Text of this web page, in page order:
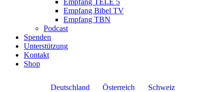
Empfang TELE 5
Empfang Bibel TV
Empfang TBN
Podcast
Spenden
Unterstützung
Kontakt
Shop
Deutschland Österreich Schweiz